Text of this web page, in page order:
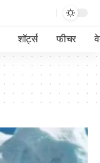
शॉर्ट्स फीचर